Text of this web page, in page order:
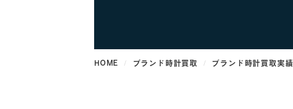
HOME ブランド時計買取 ブランド時計買取実績